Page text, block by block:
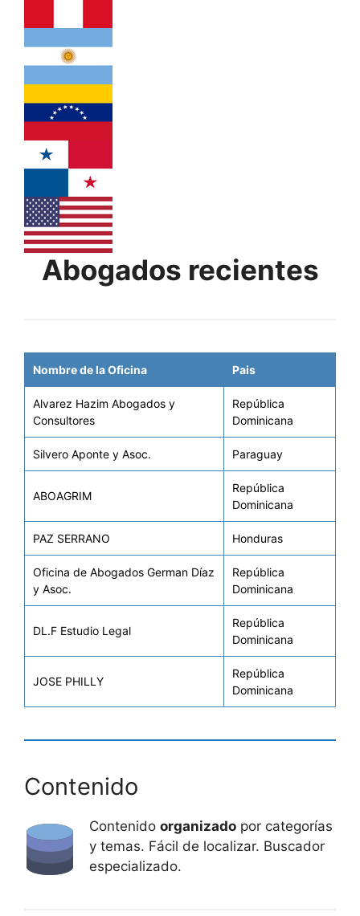
Abogados recientes
Nombre de la Oficina Pais
Alvarez Hazim Abogados y
Consultores
República
Dominicana
Silvero Aponte y Asoc. Paraguay
ABOAGRIM
República
Dominicana
PAZ SERRANO Honduras
Oficina de Abogados German Díaz
y Asoc.
República
Dominicana
DL.F Estudio Legal
República
Dominicana
JOSE PHILLY
República
Dominicana
Contenido
Contenido organizado por categorías
y temas. Fácil de localizar. Buscador
especializado.